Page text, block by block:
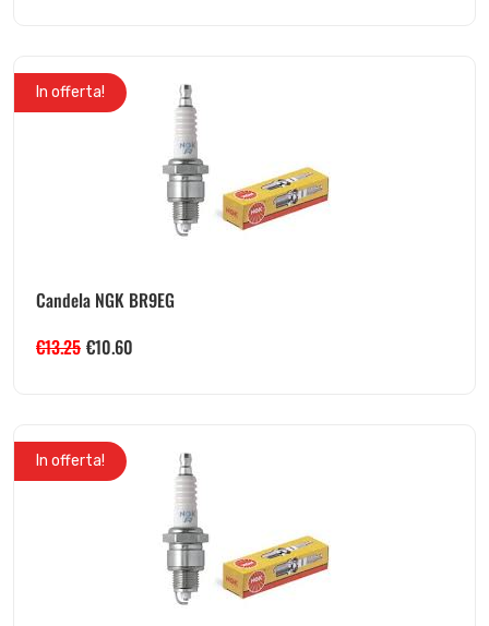
In offerta!
Candela NGK BR9EG
€13.25 €10.60
In offerta!